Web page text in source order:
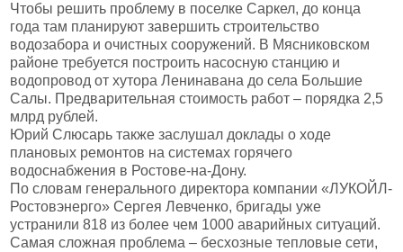
Чтобы решить проблему в поселке Саркел, до конца
года там планируют завершить строительство
водозабора и очистных сооружений. В Мясниковском
районе требуется построить насосную станцию и
водопровод от хутора Ленинавана до села Большие
Салы. Предварительная стоимость работ – порядка 2,5
млрд рублей.
Юрий Слюсарь также заслушал доклады о ходе
плановых ремонтов на системах горячего
водоснабжения в Ростове-на-Дону.
По словам генерального директора компании «ЛУКОЙЛ-
Ростовэнерго» Сергея Левченко, бригады уже
устранили 818 из более чем 1000 аварийных ситуаций.
Самая сложная проблема – бесхозные тепловые сети,